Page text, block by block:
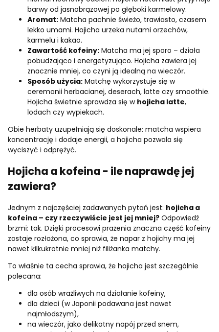
barwy od jasnobrązowej po głęboki karmelowy.
Aromat: Matcha pachnie świeżo, trawiasto, czasem
lekko umami. Hojicha urzeka nutami orzechów,
karmelu i kakao.
Zawartość kofeiny: Matcha ma jej sporo – działa
pobudzająco i energetyzująco. Hojicha zawiera jej
znacznie mniej, co czyni ją idealną na wieczór.
Sposób użycia: Matchę wykorzystuje się w
ceremonii herbacianej, deserach, latte czy smoothie.
Hojicha świetnie sprawdza się w hojicha latte,
lodach czy wypiekach.
Obie herbaty uzupełniają się doskonale: matcha wspiera
koncentrację i dodaje energii, a hojicha pozwala się
wyciszyć i odprężyć.
Hojicha a kofeina - ile naprawdę jej
zawiera?
Jednym z najczęściej zadawanych pytań jest: hojicha a
kofeina – czy rzeczywiście jest jej mniej? Odpowiedź
brzmi: tak. Dzięki procesowi prażenia znaczna część kofeiny
zostaje rozłożona, co sprawia, że napar z hojichy ma jej
nawet kilkukrotnie mniej niż filiżanka matchy.
To właśnie ta cecha sprawia, że hojicha jest szczególnie
polecana:
dla osób wrażliwych na działanie kofeiny,
dla dzieci (w Japonii podawana jest nawet
najmłodszym),
na wieczór, jako delikatny napój przed snem,